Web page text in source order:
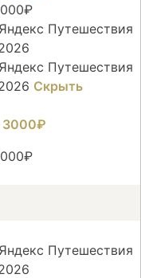
Путешествия
Путешествия
Скрыть
Путешествия